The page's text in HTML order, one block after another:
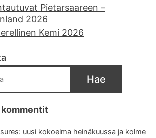
Pietarsaareen –
2026
Kemi 2026
Hae
uusi kokoelma heinäkuussa ja kolme